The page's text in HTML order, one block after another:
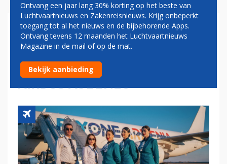
OOST-EUROPESE
PRIJSVECHTER FLYONE
TEKENT BESTELLING VOOR
AIRBUS A321NEO
Ontvang een jaar lang 30% korting op het beste van
Luchtvaartnieuws en Zakenreisnieuws. Krijg onbeperkt
toegang tot al het nieuws en de bijbehorende Apps.
Ontvang tevens 12 maanden het Luchtvaartnieuws
Magazine in de mail of op de mat.
Bekijk aanbieding